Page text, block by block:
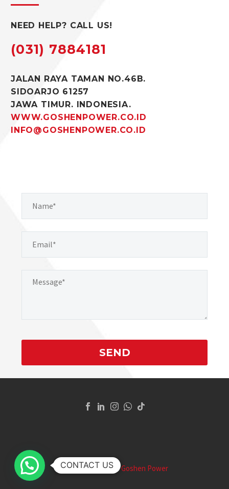
NEED HELP? CALL US!
(031) 7884181
JALAN RAYA TAMAN NO.46B.
SIDOARJO 61257
JAWA TIMUR. INDONESIA.
WWW.GOSHENPOWER.CO.ID
INFO@GOSHENPOWER.CO.ID
2026 © CopyrightsGoshen Power
CONTACT US